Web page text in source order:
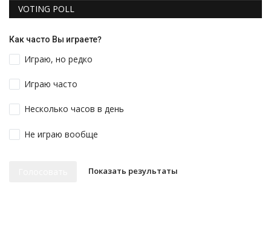
VOTING POLL
Как часто Вы играете?
Играю, но редко
Играю часто
Несколько часов в день
Не играю вообще
Показать результаты